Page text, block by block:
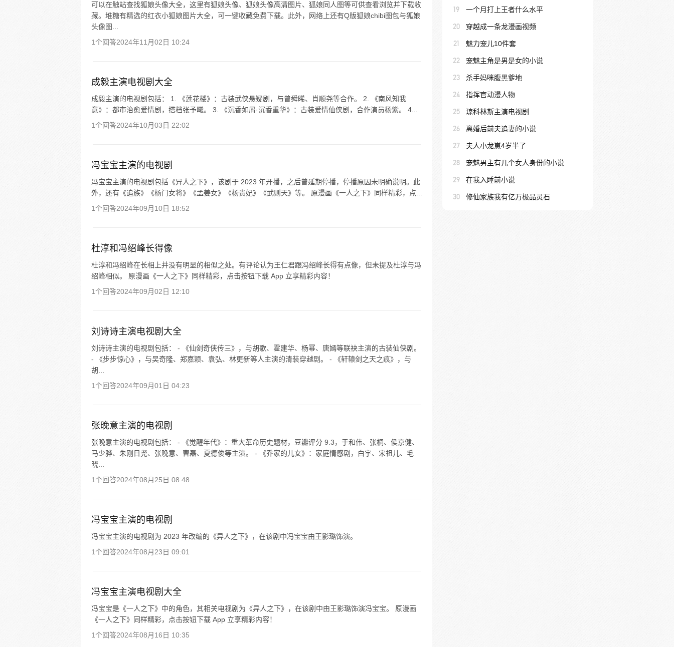
可以在触站查找狐娘头像大全，这里有狐娘头像、狐娘头像高清图片、狐娘同人图等可供查看浏览并下载收
藏。堆糖有精选的红衣小狐娘图片大全，可一键收藏免费下载。此外，网络上还有Q版狐娘chibi图包与狐娘
头像图...
1个回答2024年11月02日 10:24
成毅主演电视剧大全
成毅主演的电视剧包括： 1. 《莲花楼》：古装武侠悬疑剧，与曾舜晞、肖顺尧等合作。 2. 《南风知我
意》：都市治愈爱情剧，搭档张予曦。 3. 《沉香如屑·沉香重华》：古装爱情仙侠剧，合作演员杨紫。 4...
1个回答2024年10月03日 22:02
冯宝宝主演的电视剧
冯宝宝主演的电视剧包括《异人之下》，该剧于 2023 年开播，之后曾延期停播，停播原因未明确说明。此
外，还有《追族》《杨门女将》《孟姜女》《杨贵妃》《武则天》等。 原漫画《一人之下》同样精彩，点...
1个回答2024年09月10日 18:52
杜淳和冯绍峰长得像
杜淳和冯绍峰在长相上并没有明显的相似之处。有评论认为王仁君跟冯绍峰长得有点像，但未提及杜淳与冯
绍峰相似。 原漫画《一人之下》同样精彩，点击按钮下载 App 立享精彩内容！
1个回答2024年09月02日 12:10
刘诗诗主演电视剧大全
刘诗诗主演的电视剧包括： - 《仙剑奇侠传三》，与胡歌、霍建华、杨幂、唐嫣等联袂主演的古装仙侠剧。
- 《步步惊心》，与吴奇隆、郑嘉颖、袁弘、林更新等人主演的清装穿越剧。 - 《轩辕剑之天之痕》，与
胡...
1个回答2024年09月01日 04:23
张晚意主演的电视剧
张晚意主演的电视剧包括： - 《觉醒年代》：重大革命历史题材，豆瓣评分 9.3，于和伟、张桐、侯京健、
马少骅、朱刚日尧、张晚意、曹磊、夏德俊等主演。 - 《乔家的儿女》：家庭情感剧，白宇、宋祖儿、毛
晓...
1个回答2024年08月25日 08:48
冯宝宝主演的电视剧
冯宝宝主演的电视剧为 2023 年改编的《异人之下》，在该剧中冯宝宝由王影璐饰演。
1个回答2024年08月23日 09:01
冯宝宝主演电视剧大全
冯宝宝是《一人之下》中的角色，其相关电视剧为《异人之下》，在该剧中由王影璐饰演冯宝宝。 原漫画
《一人之下》同样精彩，点击按钮下载 App 立享精彩内容！
1个回答2024年08月16日 10:35
19 一个月打上王者什么水平
20 穿越成一条龙漫画视频
21 魅力宠儿10件套
22 宠魅主角是男是女的小说
23 杀手妈咪腹黑爹地
24 指挥官动漫人物
25 琼科林斯主演电视剧
26 离婚后前夫追妻的小说
27 夫人小龙崽4岁半了
28 宠魅男主有几个女人身份的小说
29 在我入睡前小说
30 修仙家族我有亿万极品灵石